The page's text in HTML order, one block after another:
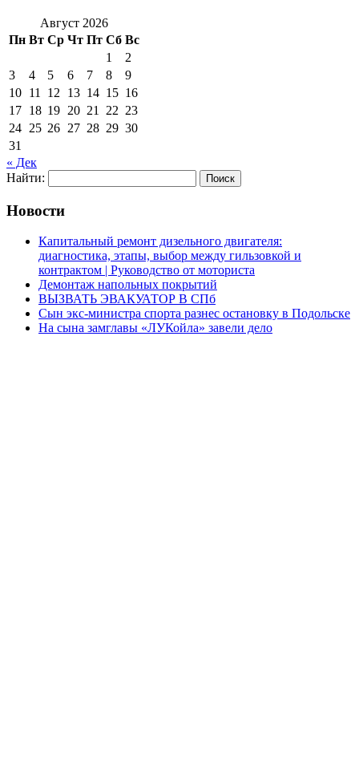
Август 2026
Пн Вт Ср Чт Пт Сб Вс
1
2
3
4 5 6 7 8
9
10 11 12 13 14 15 16
17 18 19 20 21 22 23
24 25 26 27 28 29 30
31
« Дек
Найти:
Новости
Капитальный ремонт дизельного двигателя:
диагностика, этапы, выбор между гильзовкой и
контрактом | Руководство от моториста
Демонтаж напольных покрытий
ВЫЗВАТЬ ЭВАКУАТОР В СПб
Сын экс-министра спорта разнес остановку в Подольске
На сына замглавы «ЛУКойла» завели дело